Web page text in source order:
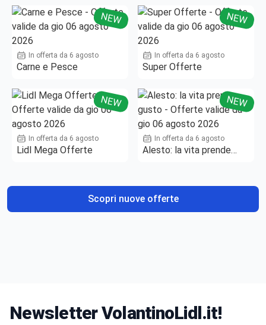
NEW
In offerta da 6 agosto
Carne e Pesce
NEW
In offerta da 6 agosto
Super Offerte
NEW
In offerta da 6 agosto
Lidl Mega Offerte
NEW
In offerta da 6 agosto
Alesto: la vita prende
Scopri nuove offerte
Newsletter VolantinoLidl.it!